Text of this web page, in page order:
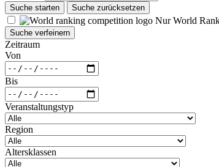
Suche starten Suche zurücksetzen
Nur World
Suche verfeinern
Zeitraum
Von
Bis
Veranstaltungstyp
Region
Altersklassen